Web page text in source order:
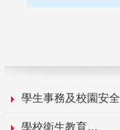
學生事務及校園安全
學校衛生教育